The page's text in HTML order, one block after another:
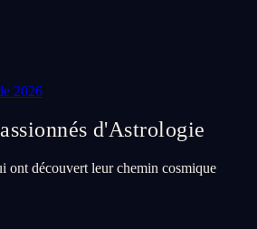
2026
d'Astrologie
ont découvert leur chemin cosmique